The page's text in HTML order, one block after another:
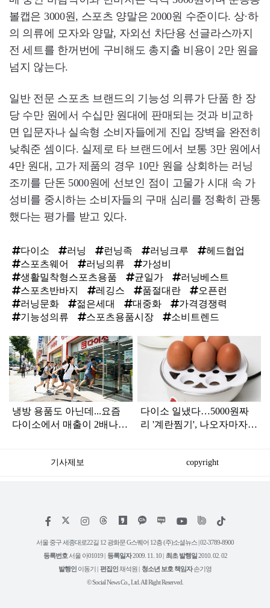
볼캡은 3000원, 스포츠 양말은 2000원 수준이다. 상·하
의 의류에 모자와 양말, 자외선 차단용 선글라스까지
전 세트를 한꺼번에 구비해도 총지출 비용이 2만 원을
넘지 않는다.
일반 전문 스포츠 브랜드의 기능성 의류가 단품 한 장
당 수만 원에서 수십만 원대에 판매되는 것과 비교하
면 입문자나 실속형 소비자들에게 진입 장벽을 완전히
낮춰준 셈이다. 실제로 타 브랜드에서 보통 3만 원에서
4만 원대, 고가 제품의 경우 10만 원을 상회하는 러닝
조끼를 단돈 5000원에 선보인 점이 고물가 시대 속 가
성비를 중시하는 소비자들의 구매 심리를 정확히 관통
했다는 평가를 받고 있다.
다이소 러닝 런닝족 러닝크루
헤드협업
스포츠웨어
러닝의류
가성비
생활밀착형스포츠용품
균일가
러닝베스트
스포츠반바지
레깅스 품절대란
오픈런
러닝문화
젊은세대 대중화
가격경쟁력
기능성의류
스포츠용품시장 소비트렌드
탑
라
인
냉방 용품도 아닌데...요즘
다이소에서 매출이 2배나
다이소 일냈다…5000원짜
리 '계란찜기', 나오자마자
기사제보 copyright
페
스
인
타
램
위
트
유
튜
틱
서울 중구 세종대로22길 12 광화문 G스퀘어 12층 (주)소셜뉴스 | 02-3789-8900
등록번호 서울 아01019 | 등록일자2009. 11. 10 | 최초 발행일2010. 02. 02
발행인 이동기 | 편집인채석원 | 청소년 보호 책임자손기영
© Social News Co., Ltd. All Right Reserved.